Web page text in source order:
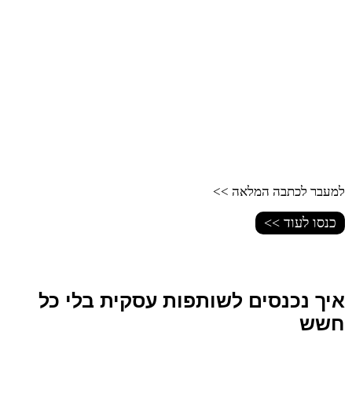
למעבר לכתבה המלאה >>
כנסו לעוד >>
איך נכנסים לשותפות עסקית בלי כל
חשש